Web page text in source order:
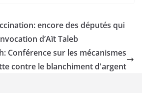
encore des députés qui
d’Aït Taleb
Conférence sur les mécanismes
contre le blanchiment d'argent